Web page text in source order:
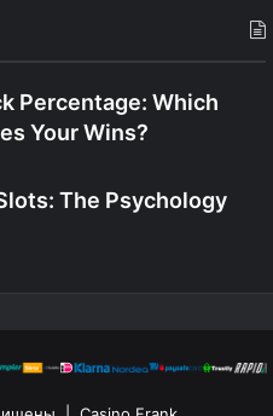
Percentage: Which
Your Wins?
The Psychology